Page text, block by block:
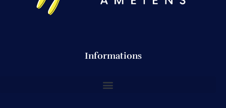
Informations